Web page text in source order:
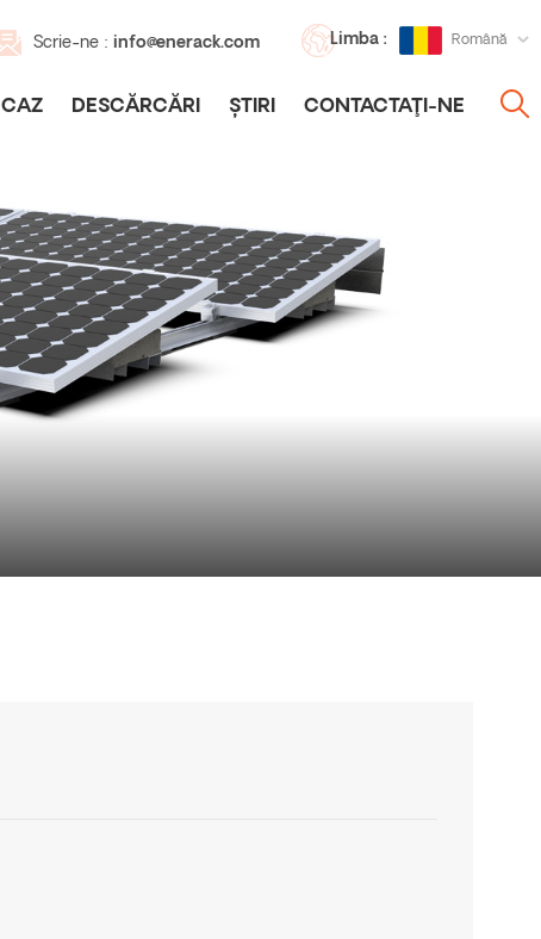
Scrie-ne : info@enerack.com Limba : Română
CAZ DESCĂRCĂRI ȘTIRI CONTACTAŢI-NE